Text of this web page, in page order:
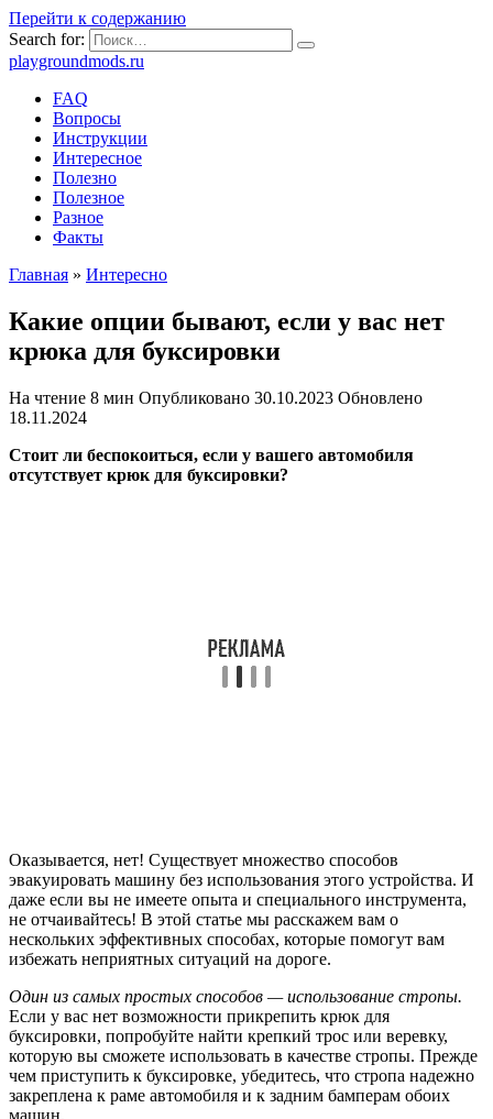
Перейти к содержанию
Search for:
playgroundmods.ru
FAQ
Вопросы
Инструкции
Интересное
Полезно
Полезное
Разное
Факты
Главная » Интересно
Какие опции бывают, если у вас нет
крюка для буксировки
На чтение 8 мин Опубликовано 30.10.2023 Обновлено
18.11.2024
Стоит ли беспокоиться, если у вашего автомобиля
отсутствует крюк для буксировки?
Оказывается, нет! Существует множество способов
эвакуировать машину без использования этого устройства. И
даже если вы не имеете опыта и специального инструмента,
не отчаивайтесь! В этой статье мы расскажем вам о
нескольких эффективных способах, которые помогут вам
избежать неприятных ситуаций на дороге.
Один из самых простых способов — использование стропы.
Если у вас нет возможности прикрепить крюк для
буксировки, попробуйте найти крепкий трос или веревку,
которую вы сможете использовать в качестве стропы. Прежде
чем приступить к буксировке, убедитесь, что стропа надежно
закреплена к раме автомобиля и к задним бамперам обоих
машин.